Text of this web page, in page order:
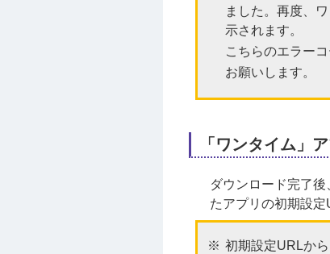
ました。再度、
示されます。
こちらのエラー
お願いします。
「ワンタイム」
ダウンロード完了
たアプリの初期設定
初期設定URLか